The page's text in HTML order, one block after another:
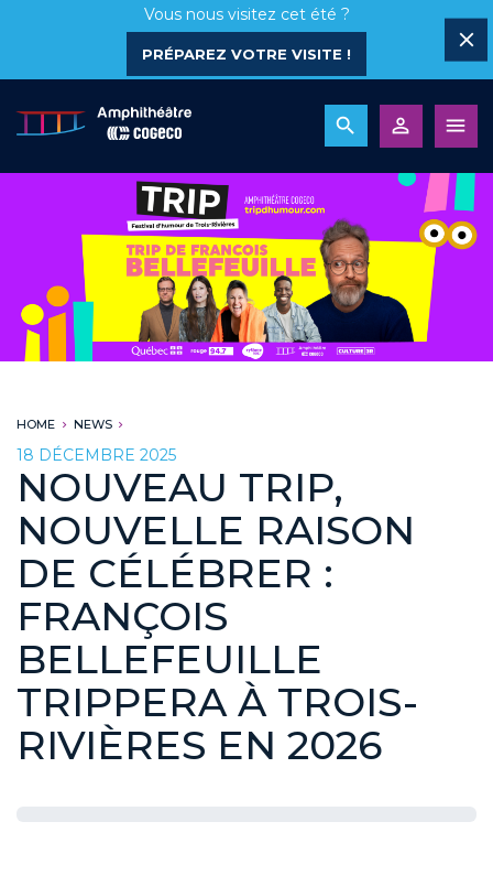
Vous nous visitez cet été ?
PRÉPAREZ VOTRE VISITE !
HOME NEWS
18 DÉCEMBRE 2025
NOUVEAU TRIP,
NOUVELLE RAISON
DE CÉLÉBRER :
FRANÇOIS
BELLEFEUILLE
TRIPPERA À TROIS-
RIVIÈRES EN 2026